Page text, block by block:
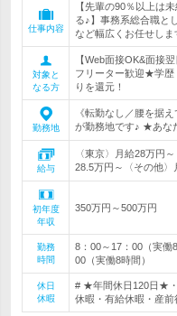
仕事内容
【先輩の90％以上は
る♪】事務系総合職と
など幅広くお任せしま
対象と
なる方
【Web面接OK&面接
フリーター歓迎★学
りを還元！
勤務地
《転勤なし／腰を据
が勤務地です♪ ★あな
給与
〈東京〉月給28万円
28.5万円～〈その他
初年度
年収
350万円～500万円
勤務
時間
8：00～17：00（実働
00（実働8時間）
休日
休暇
# ★年間休日120日★・
休暇・有給休暇・産